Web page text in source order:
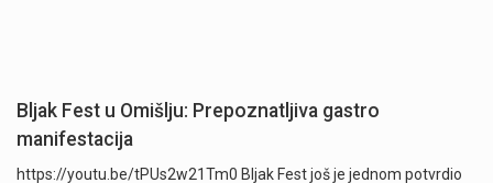
Bljak Fest u Omišlju: Prepoznatljiva gastro
manifestacija
https://youtu.be/tPUs2w21Tm0 Bljak Fest još je jednom potvrdio